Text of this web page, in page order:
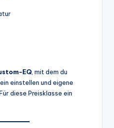
EQ , mit dem du
einstellen und eigene
diese Preisklasse ein